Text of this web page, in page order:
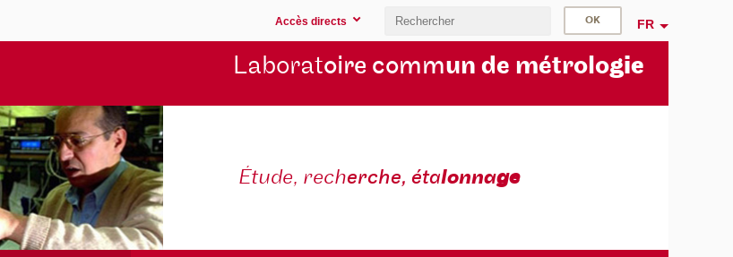
Accès directs FR
Laboratoire commun de métrologie
Étude, recherche, étalonnage